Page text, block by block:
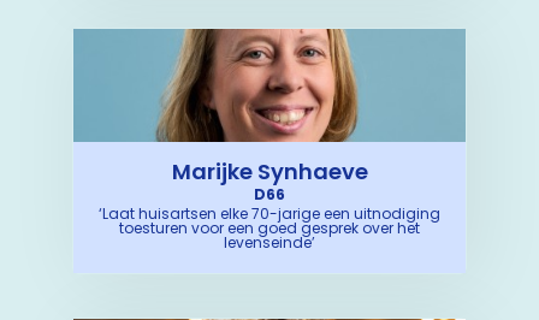
Marijke Synhaeve
D66
‘Laat huisartsen elke 70-jarige een uitnodiging
toesturen voor een goed gesprek over het
levenseinde’